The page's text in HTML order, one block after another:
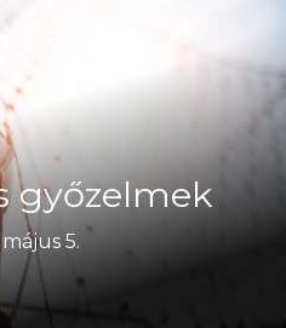
győzelmek
május 5.